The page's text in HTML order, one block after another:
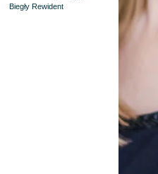
Biegły Rewident